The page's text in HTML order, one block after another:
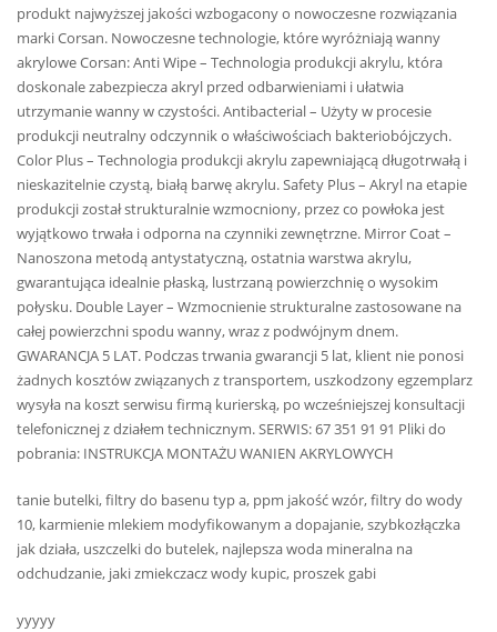
produkt najwyższej jakości wzbogacony o nowoczesne rozwiązania
marki Corsan. Nowoczesne technologie, które wyróżniają wanny
akrylowe Corsan: Anti Wipe – Technologia produkcji akrylu, która
doskonale zabezpiecza akryl przed odbarwieniami i ułatwia
utrzymanie wanny w czystości. Antibacterial – Użyty w procesie
produkcji neutralny odczynnik o właściwościach bakteriobójczych.
Color Plus – Technologia produkcji akrylu zapewniającą długotrwałą i
nieskazitelnie czystą, białą barwę akrylu. Safety Plus – Akryl na etapie
produkcji został strukturalnie wzmocniony, przez co powłoka jest
wyjątkowo trwała i odporna na czynniki zewnętrzne. Mirror Coat –
Nanoszona metodą antystatyczną, ostatnia warstwa akrylu,
gwarantująca idealnie płaską, lustrzaną powierzchnię o wysokim
połysku. Double Layer – Wzmocnienie strukturalne zastosowane na
całej powierzchni spodu wanny, wraz z podwójnym dnem.
GWARANCJA 5 LAT. Podczas trwania gwarancji 5 lat, klient nie ponosi
żadnych kosztów związanych z transportem, uszkodzony egzemplarz
wysyła na koszt serwisu firmą kurierską, po wcześniejszej konsultacji
telefonicznej z działem technicznym. SERWIS: 67 351 91 91 Pliki do
pobrania: INSTRUKCJA MONTAŻU WANIEN AKRYLOWYCH
tanie butelki, filtry do basenu typ a, ppm jakość wzór, filtry do wody
10, karmienie mlekiem modyfikowanym a dopajanie, szybkozłączka
jak działa, uszczelki do butelek, najlepsza woda mineralna na
odchudzanie, jaki zmiekczacz wody kupic, proszek gabi
yyyyy